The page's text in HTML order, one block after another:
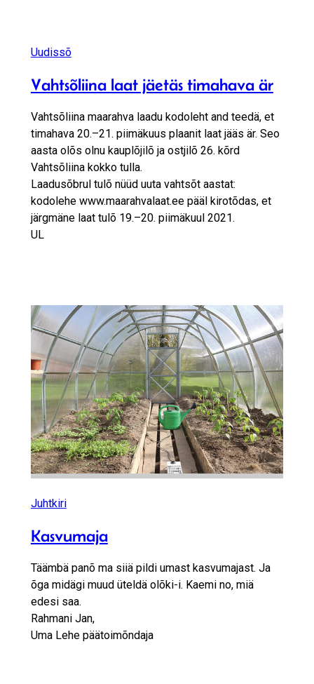
Uudissõ
Vahtsõliina laat jäetäs timahava är
Vahtsõliina maarahva laadu kodoleht and teedä, et
timahava 20.–21. piimäkuus plaanit laat jääs är. Seo
aasta olõs olnu kauplõjilõ ja ostjilõ 26. kõrd
Vahtsõliina kokko tulla.
Laadusõbrul tulõ nüüd uuta vahtsõt aastat:
kodolehe www.maarahvalaat.ee pääl kirotõdas, et
järgmäne laat tulõ 19.–20. piimäkuul 2021.
UL
Juhtkiri
Kasvumaja
Täämbä panõ ma siiä pildi umast kasvumajast. Ja
õga midägi muud üteldä olõki-i. Kaemi no, miä
edesi saa.
Rahmani Jan,
Uma Lehe päätoimõndaja